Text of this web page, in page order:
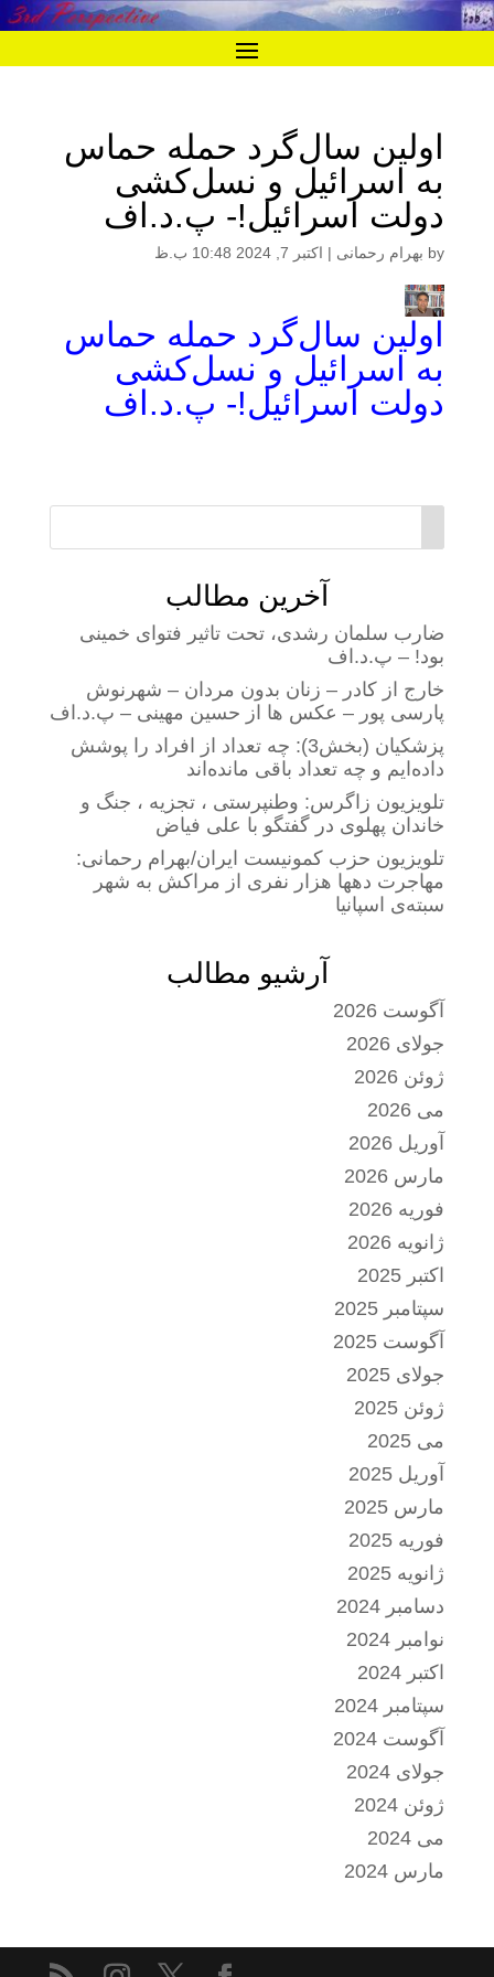
اولین سال‌گرد حمله حماس
به اسرائیل و نسل‌کشی
دولت اسرائیل!- پ.د.اف
by بهرام رحمانی | اکتبر 7, 2024 10:48 ب.ظ
اولین سال‌گرد حمله حماس
به اسرائیل و نسل‌کشی
دولت اسرائیل!- پ.د.اف
آخرین مطالب
ضارب سلمان رشدی، تحت تاثیر فتوای خمینی
بود! – پ.د.اف
خارج از کادر – زنان بدون مردان – شهرنوش
پارسی پور – عکس ها از حسین مهینی – پ.د.اف
پزشکیان (بخش3): چه تعداد از افراد را پوشش
داده‌ایم و چه تعداد باقی مانده‌اند
تلویزیون زاگرس: وطنپرستی ، تجزیه ، جنگ و
خاندان پهلوی در گفتگو با علی فیاض
تلویزیون حزب کمونیست ایران/بهرام رحمانی:
مهاجرت دهها هزار نفری از مراکش به شهر
سبته‌ی اسپانیا
آرشیو مطالب
آگوست 2026
جولای 2026
ژوئن 2026
می 2026
آوریل 2026
مارس 2026
فوریه 2026
ژانویه 2026
اکتبر 2025
سپتامبر 2025
آگوست 2025
جولای 2025
ژوئن 2025
می 2025
آوریل 2025
مارس 2025
فوریه 2025
ژانویه 2025
دسامبر 2024
نوامبر 2024
اکتبر 2024
سپتامبر 2024
آگوست 2024
جولای 2024
ژوئن 2024
می 2024
مارس 2024